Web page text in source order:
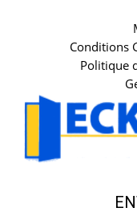
Conditions
Politique